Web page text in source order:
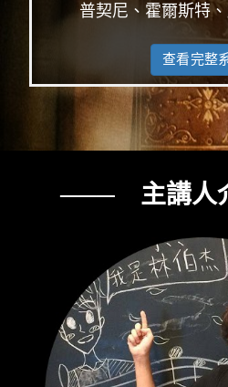
普契尼、霍爾斯特、
查看完整
─── 主講